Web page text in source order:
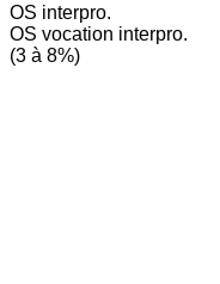
OS interpro.
OS vocation interpro.
(3 à 8%)